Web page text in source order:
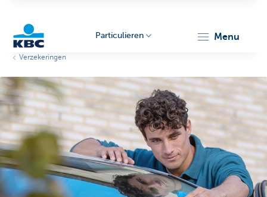
Particulieren
Particulieren menu
Verzekeringen